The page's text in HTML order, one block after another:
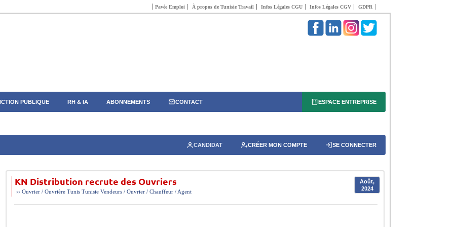
Pavée Emploi À propos de Tunisie Travail Infos Légales CGU Infos Légales CGV GDPR
PUBLIQUE RH & IA ABONNEMENTS CONTACT ESPACE ENTREPRISE
CANDIDAT CRÉER MON COMPTE SE CONNECTER
KN Distribution recrute des Ouvriers
Août,
2024
›› Ouvrier / Ouvrière Tunis Tunisie Vendeurs / Ouvrier / Chauffeur / Agent